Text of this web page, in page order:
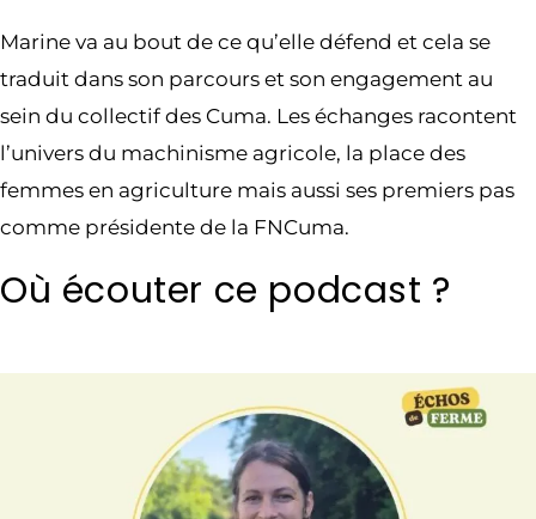
Marine va au bout de ce qu’elle défend et cela se
traduit dans son parcours et son engagement au
sein du collectif des Cuma. Les échanges racontent
l’univers du machinisme agricole, la place des
femmes en agriculture mais aussi ses premiers pas
comme présidente de la FNCuma.
Où écouter ce podcast ?